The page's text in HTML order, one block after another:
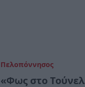
Πελοπόννησος
«Φως στο